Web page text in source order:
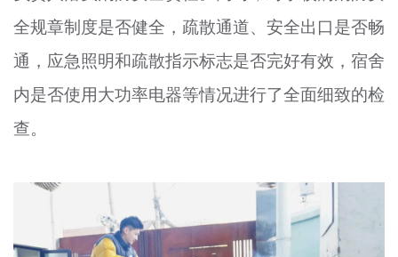
全规章制度是否健全，疏散通道、安全出口是否畅
通，应急照明和疏散指示标志是否完好有效，宿舍
内是否使用大功率电器等情况进行了全面细致的检
查。